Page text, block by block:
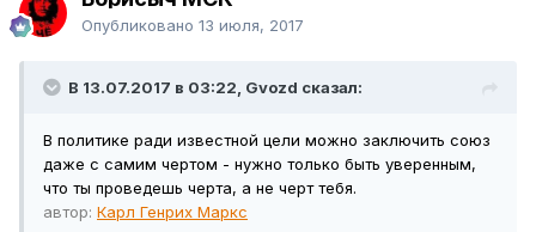
Опубликовано 13 июля, 2017
В 13.07.2017 в 03:22, Gvozd сказал:
В политике ради известной цели можно заключить союз
даже с самим чертом - нужно только быть уверенным,
что ты проведешь черта, а не черт тебя.
автор: Карл Генрих Маркс